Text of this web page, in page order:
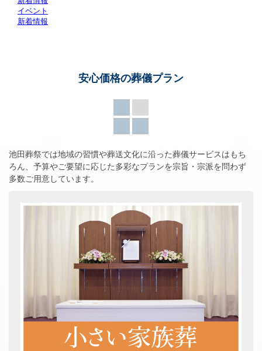
イベント
新着情報
安心価格の葬儀プラン
池田葬祭では地域の習慣や葬送文化に沿った葬儀サービスはもち
ろん、 予算やご要望に応じた多彩なプランを宗旨・宗派を問わず
多数ご用意しています。